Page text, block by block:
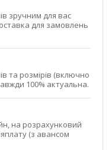
зручним для вас
для замовлень
та розмірів (включно
100% актуальна.
на розрахунковий
(з авансом